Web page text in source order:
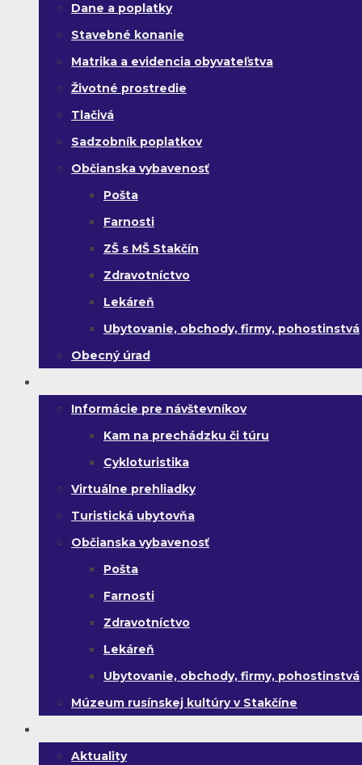
Dane a poplatky
Stavebné konanie
Matrika a evidencia obyvateľstva
Životné prostredie
Tlačivá
Sadzobník poplatkov
Občianska vybavenosť
Pošta
Farnosti
ZŠ s MŠ Stakčín
Zdravotníctvo
Lekáreň
Ubytovanie, obchody, firmy, pohostinstvá
Obecný úrad
Informácie pre návštevníkov
Kam na prechádzku či túru
Cykloturistika
Virtuálne prehliadky
Turistická ubytovňa
Občianska vybavenosť
Pošta
Farnosti
Zdravotníctvo
Lekáreň
Ubytovanie, obchody, firmy, pohostinstvá
Múzeum rusínskej kultúry v Stakčíne
Aktuality